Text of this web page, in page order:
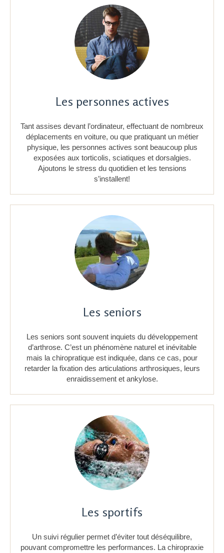
Les personnes actives
Tant assises devant l’ordinateur, effectuant de nombreux
déplacements en voiture, ou que pratiquant un métier
physique, les personnes actives sont beaucoup plus
exposées aux torticolis, sciatiques et dorsalgies.
Ajoutons le stress du quotidien et les tensions
s’installent!
Les seniors
Les seniors sont souvent inquiets du développement
d’arthrose. C’est un phénomène naturel et inévitable
mais la chiropratique est indiquée, dans ce cas, pour
retarder la fixation des articulations arthrosiques, leurs
enraidissement et ankylose.
Les sportifs
Un suivi régulier permet d’éviter tout déséquilibre,
pouvant compromettre les performances. La chiropraxie